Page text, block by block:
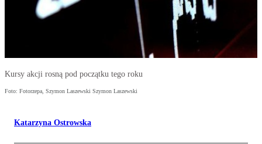
Kursy akcji rosną pod początku tego roku
Foto: Fotorzepa, Szymon Laszewski Szymon Laszewski
Katarzyna Ostrowska